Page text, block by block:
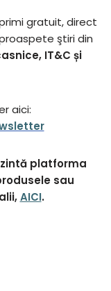
gratuit, direct
ştiri din
IT&C și
aici:
platforma
sau
AICI.